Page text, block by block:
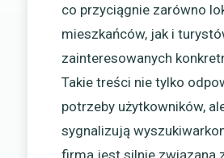
co przyciągnie zarówno
mieszkańców, jak i
zainteresowanych
Takie treści nie tylko
potrzeby użytkowników,
sygnalizują